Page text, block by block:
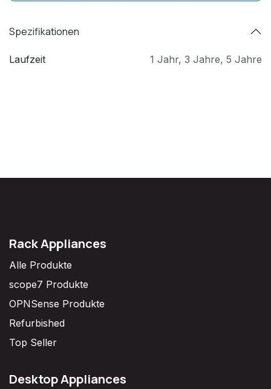
Spezifikationen
Laufzeit 1 Jahr, 3 Jahre, 5 Jahre
Rack Appliances
Alle Produkte
scope7 Produkte
OPNSense Produkte
Refurbished
Top Seller
Desktop Appliances